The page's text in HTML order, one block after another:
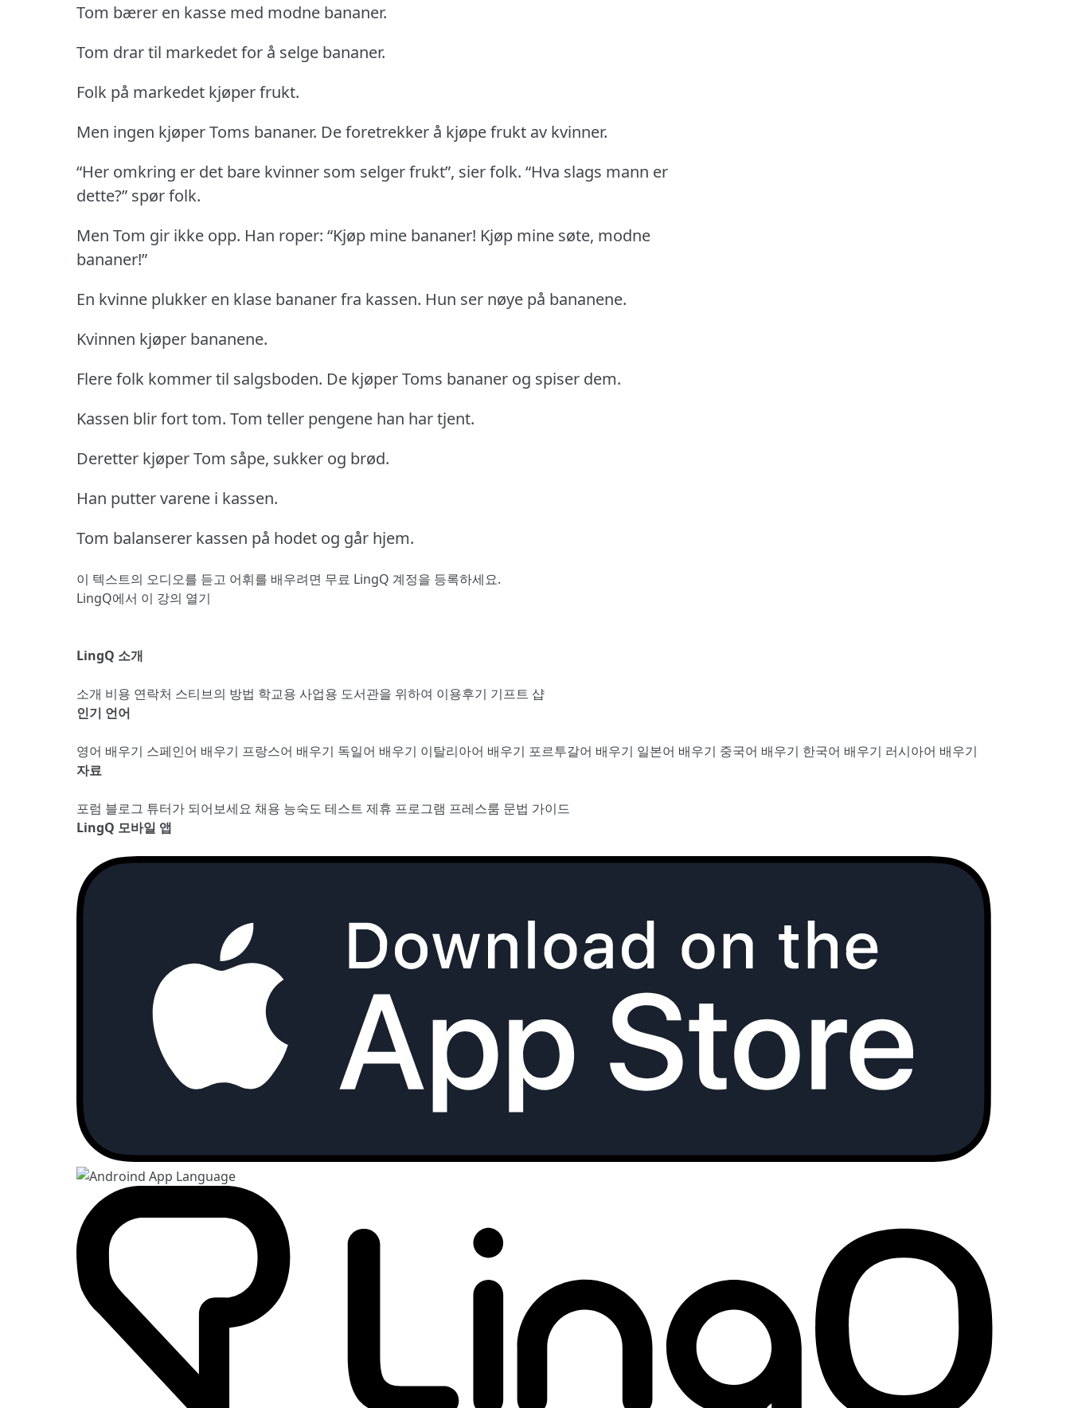
Tom bærer en kasse med modne bananer.
Tom drar til markedet for å selge bananer.
Folk på markedet kjøper frukt.
Men ingen kjøper Toms bananer. De foretrekker å kjøpe frukt av kvinner.
“Her omkring er det bare kvinner som selger frukt”, sier folk. “Hva slags mann er
dette?” spør folk.
Men Tom gir ikke opp. Han roper: “Kjøp mine bananer! Kjøp mine søte, modne
bananer!”
En kvinne plukker en klase bananer fra kassen. Hun ser nøye på bananene.
Kvinnen kjøper bananene.
Flere folk kommer til salgsboden. De kjøper Toms bananer og spiser dem.
Kassen blir fort tom. Tom teller pengene han har tjent.
Deretter kjøper Tom såpe, sukker og brød.
Han putter varene i kassen.
Tom balanserer kassen på hodet og går hjem.
이 텍스트의 오디오를 듣고 어휘를 배우려면 무료 LingQ 계정을 등록하세요.
LingQ에서 이 강의 열기
LingQ 소개
소개 비용 연락처 스티브의 방법 학교용 사업용 도서관을 위하여 이용후기 기프트 샵
인기 언어
영어 배우기 스페인어 배우기 프랑스어 배우기 독일어 배우기 이탈리아어 배우기 포르투갈어 배우기 일본어 배우기 중국어 배우기 한국어 배우기 러시아어 배우기
자료
포럼 블로그 튜터가 되어보세요 채용 능숙도 테스트 제휴 프로그램 프레스룸 문법 가이드
LingQ 모바일 앱